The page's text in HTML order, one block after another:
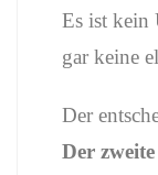
Es ist kein
gar keine
Der
Der